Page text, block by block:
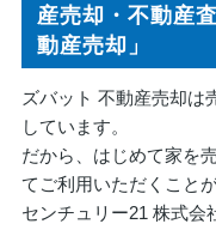
産売却・不動産
動産売却」
ズバット 不動産売却は
しています。
だから、はじめて家を
てご利用いただくこと
センチュリー21 株式会